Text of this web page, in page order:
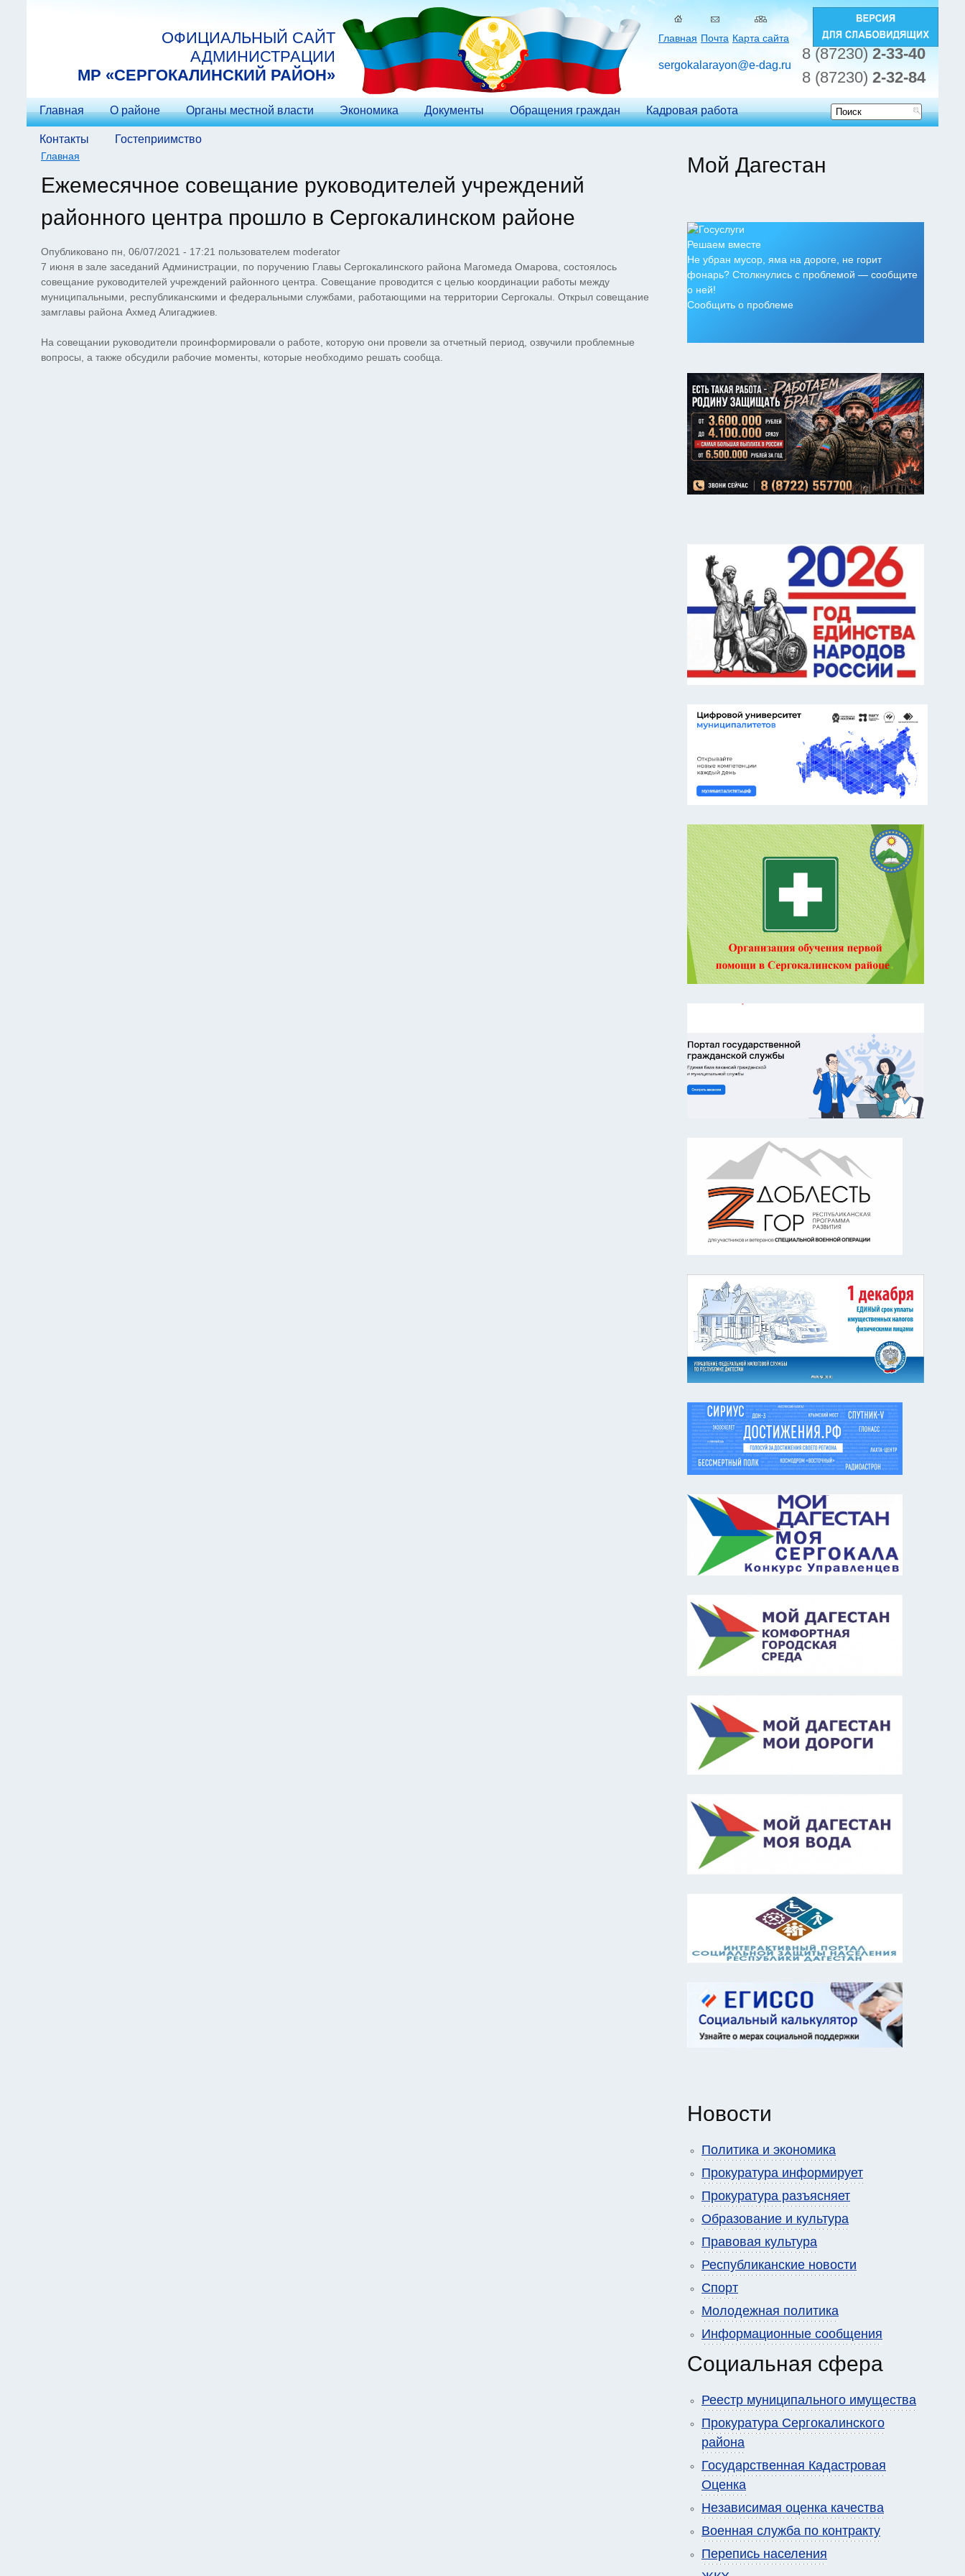
ОФИЦИАЛЬНЫЙ САЙТ
АДМИНИСТРАЦИИ
МP «СЕРГОКАЛИНСКИЙ РАЙОН»
Главная Почта Карта сайта
sergokalarayon@e-dag.ru
8 (87230) 2-33-40
8 (87230) 2-32-84
Главная О районе Органы местной власти Экономика Документы Обращения граждан Кадровая работа
Контакты Гостеприимство
Форма
Вы здесь
Главная
Ежемесячное совещание руководителей учреждений
районного центра прошло в Сергокалинском районе
Опубликовано пн, 06/07/2021 - 17:21 пользователем moderator
7 июня в зале заседаний Администрации, по поручению Главы Сергокалинского района Магомеда Омарова, состоялось
совещание руководителей учреждений районного центра. Совещание проводится с целью координации работы между
муниципальными, республиканскими и федеральными службами, работающими на территории Сергокалы. Открыл совещание
замглавы района Ахмед Алигаджиев.
На совещании руководители проинформировали о работе, которую они провели за отчетный период, озвучили проблемные
вопросы, а также обсудили рабочие моменты, которые необходимо решать сообща.
Мой Дагестан
Решаем вместе
Не убран мусор, яма на дороге, не горит
фонарь? Столкнулись с проблемой — сообщите
о ней!
Сообщить о проблеме
Новости
Политика и экономика
Прокуратура информирует
Прокуратура разъясняет
Образование и культура
Правовая культура
Республиканские новости
Спорт
Молодежная политика
Информационные сообщения
Социальная сфера
Реестр муниципального имущества
Прокуратура Сергокалинского
района
Государственная Кадастровая
Оценка
Независимая оценка качества
Военная служба по контракту
Перепись населения